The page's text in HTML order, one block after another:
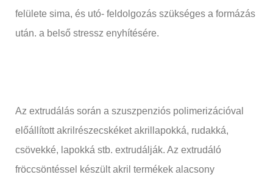
felülete sima, és utó- feldolgozás szükséges a formázás
után. a belső stressz enyhítésére.
Az extrudálás során a szuszpenziós polimerizációval
előállított akrilrészecskéket akrillapokká, rudakká,
csövekké, lapokká stb. extrudálják. Az extrudáló
fröccsöntéssel készült akril termékek alacsony